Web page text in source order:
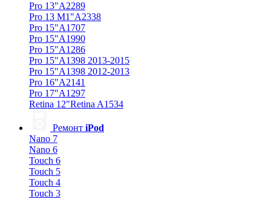
Pro 13"A2289
Pro 13 M1"A2338
Pro 15"A1707
Pro 15"A1990
Pro 15"A1286
Pro 15"A1398 2013-2015
Pro 15"A1398 2012-2013
Pro 16"A2141
Pro 17"A1297
Retina 12"Retina A1534
Ремонт iPod
Nano 7
Nano 6
Touch 6
Touch 5
Touch 4
Touch 3